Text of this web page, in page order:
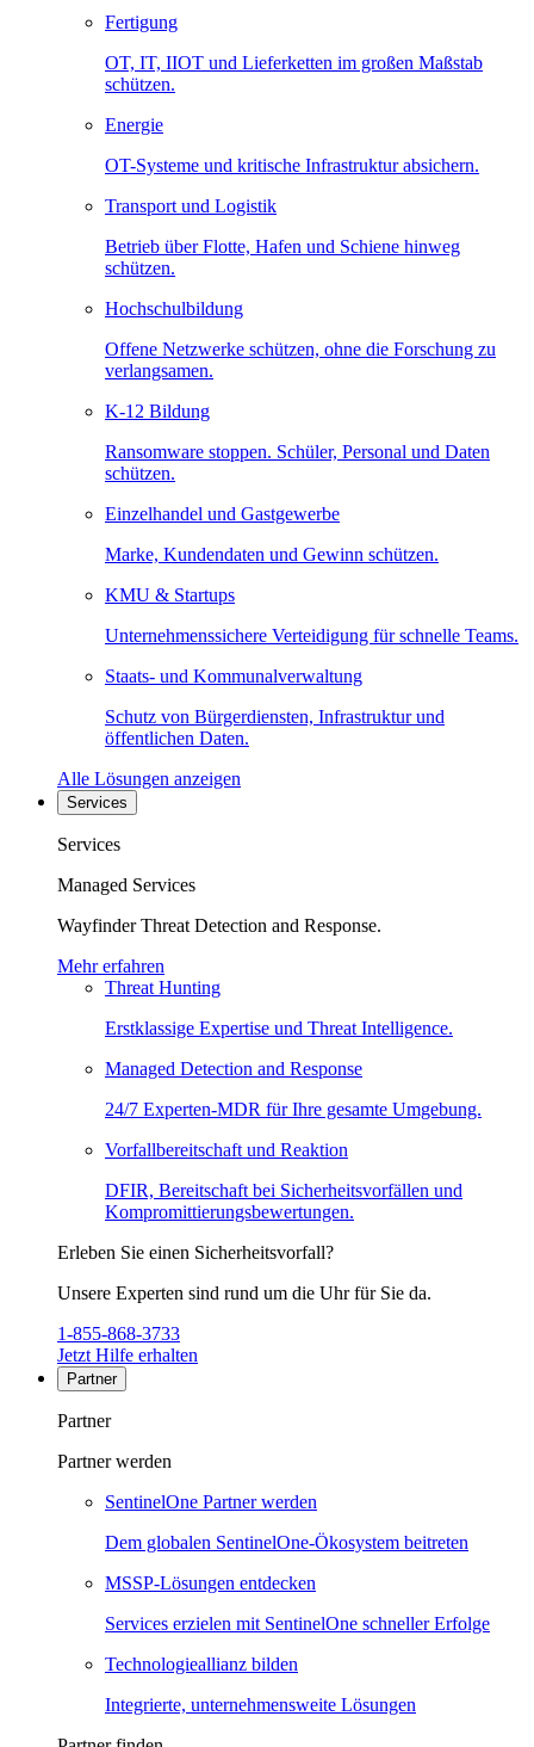
Fertigung
OT, IT, IIOT und Lieferketten im großen Maßstab
schützen.
Energie
OT-Systeme und kritische Infrastruktur absichern.
Transport und Logistik
Betrieb über Flotte, Hafen und Schiene hinweg
schützen.
Hochschulbildung
Offene Netzwerke schützen, ohne die Forschung zu
verlangsamen.
K-12 Bildung
Ransomware stoppen. Schüler, Personal und Daten
schützen.
Einzelhandel und Gastgewerbe
Marke, Kundendaten und Gewinn schützen.
KMU & Startups
Unternehmenssichere Verteidigung für schnelle Teams.
Staats- und Kommunalverwaltung
Schutz von Bürgerdiensten, Infrastruktur und
öffentlichen Daten.
Alle Lösungen anzeigen
Services
Services
Managed Services
Wayfinder Threat Detection and Response.
Mehr erfahren
Threat Hunting
Erstklassige Expertise und Threat Intelligence.
Managed Detection and Response
24/7 Experten-MDR für Ihre gesamte Umgebung.
Vorfallbereitschaft und Reaktion
DFIR, Bereitschaft bei Sicherheitsvorfällen und
Kompromittierungsbewertungen.
Erleben Sie einen Sicherheitsvorfall?
Unsere Experten sind rund um die Uhr für Sie da.
1-855-868-3733
Jetzt Hilfe erhalten
Partner
Partner
Partner werden
SentinelOne Partner werden
Dem globalen SentinelOne-Ökosystem beitreten
MSSP-Lösungen entdecken
Services erzielen mit SentinelOne schneller Erfolge
Technologieallianz bilden
Integrierte, unternehmensweite Lösungen